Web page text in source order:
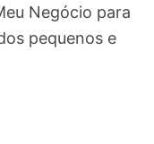
Negócio para
pequenos e